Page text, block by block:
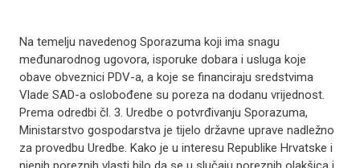
Na temelju navedenog Sporazuma koji ima snagu
međunarodnog ugovora, isporuke dobara i usluga koje
obave obveznici PDV-a, a koje se financiraju sredstvima
Vlade SAD-a oslobođene su poreza na dodanu vrijednost.
Prema odredbi čl. 3. Uredbe o potvrđivanju Sporazuma,
Ministarstvo gospodarstva je tijelo državne uprave nadležno
za provedbu Uredbe. Kako je u interesu Republike Hrvatske i